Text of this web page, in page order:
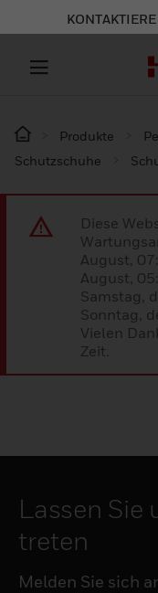
Produkte
Schutzschuhe
Diese
August,
August,
Samstag,
Sonntag,
Vielen
Zeit.
Lassen Sie
treten
Melden Sie sich